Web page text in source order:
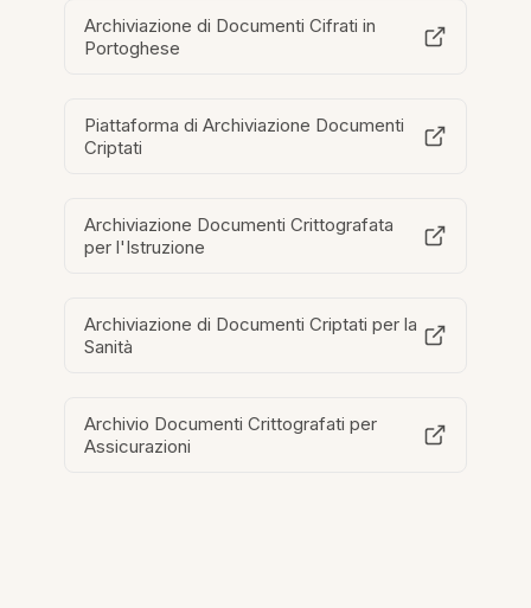
Archiviazione di Documenti Cifrati in
Portoghese
Piattaforma di Archiviazione Documenti
Criptati
Archiviazione Documenti Crittografata
per l'Istruzione
Archiviazione di Documenti Criptati per la
Sanità
Archivio Documenti Crittografati per
Assicurazioni